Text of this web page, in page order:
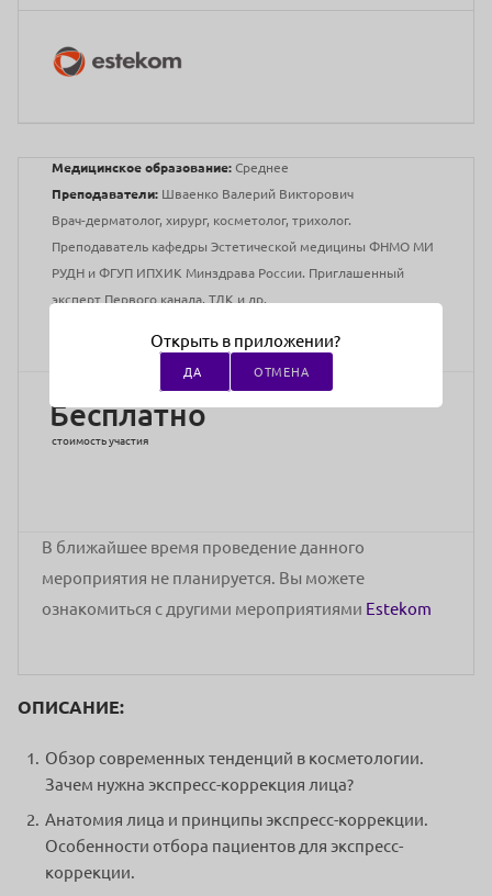
Медицинское образование: Среднее
Преподаватели: Шваенко Валерий Викторович
Врач-дерматолог, хирург, косметолог, трихолог.
Преподаватель кафедры Эстетической медицины ФНМО МИ
РУДН и ФГУП ИПХИК Минздрава России. Приглашенный
эксперт Первого канала, ТДК и др.
Бесплатно
стоимость участия
В ближайшее время проведение данного
мероприятия не планируется. Вы можете
ознакомиться с другими мероприятиями Estekom
ОПИСАНИЕ:
Обзор современных тенденций в косметологии.
Зачем нужна экспресс-коррекция лица?
Анатомия лица и принципы экспресс-коррекции.
Особенности отбора пациентов для экспресс-
коррекции.
Открыть в приложении?
ДА ОТМЕНА